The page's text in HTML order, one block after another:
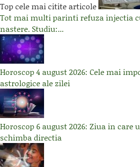
Top cele mai citite articole
Tot mai multi parinti refuza injectia
nastere. Studiu:...
Horoscop 4 august 2026: Cele mai
astrologice ale zilei
Horoscop 6 august 2026: Ziua in care
schimba directia